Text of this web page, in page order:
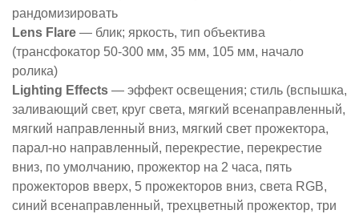
рандомизировать
Lens Flare — блик; яркость, тип объектива
(трансфокатор 50-300 мм, 35 мм, 105 мм, начало
ролика)
Lighting Effects — эффект освещения; стиль (вспышка,
заливающий свет, круг света, мягкий всенаправленный,
мягкий направленный вниз, мягкий свет прожектора,
парал-но направленный, перекрестие, перекрестие
вниз, по умолчанию, прожектор на 2 часа, пять
прожекторов вверх, 5 прожекторов вниз, света RGB,
синий всенаправленный, трехцветный прожектор, три